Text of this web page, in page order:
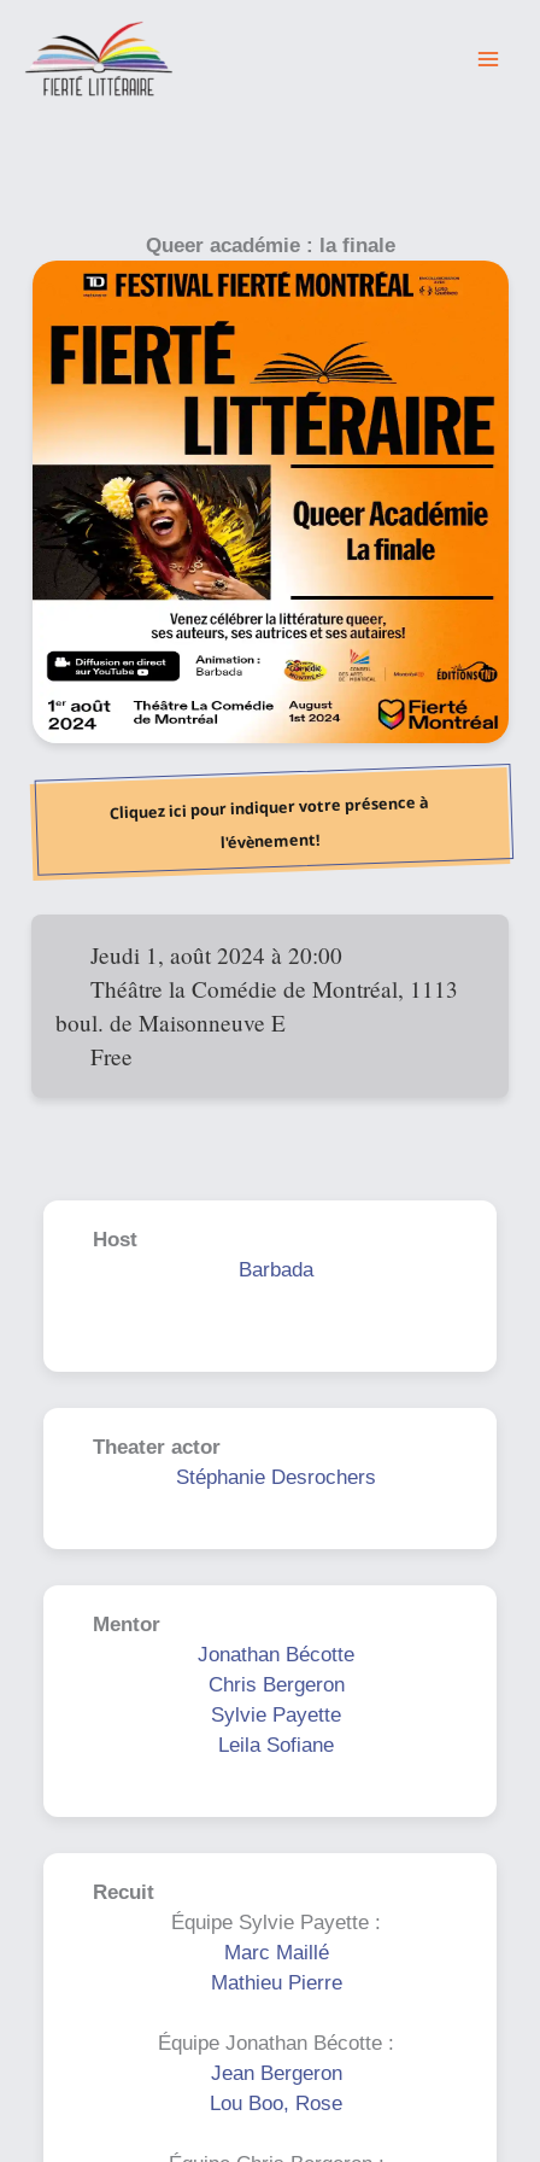
content
Queer académie : la finale
Cliquez ici pour indiquer votre présence à
l'évènement!
Jeudi 1, août 2024 à 20:00
Théâtre la Comédie de Montréal, 1113
boul. de Maisonneuve E
Free
Host
Barbada
Theater actor
Stéphanie Desrochers
Mentor
Jonathan Bécotte
Chris Bergeron
Sylvie Payette
Leila Sofiane
Recuit
Équipe Sylvie Payette :
Marc Maillé
Mathieu Pierre
Équipe Jonathan Bécotte :
Jean Bergeron
Lou Boo, Rose